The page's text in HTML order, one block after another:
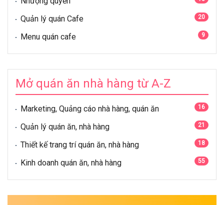
Quản lý quán Cafe 20
Menu quán cafe 9
Mở quán ăn nhà hàng từ A-Z
Marketing, Quảng cáo nhà hàng, quán ăn 16
Quản lý quán ăn, nhà hàng 21
Thiết kế trang trí quán ăn, nhà hàng 18
Kinh doanh quán ăn, nhà hàng 55